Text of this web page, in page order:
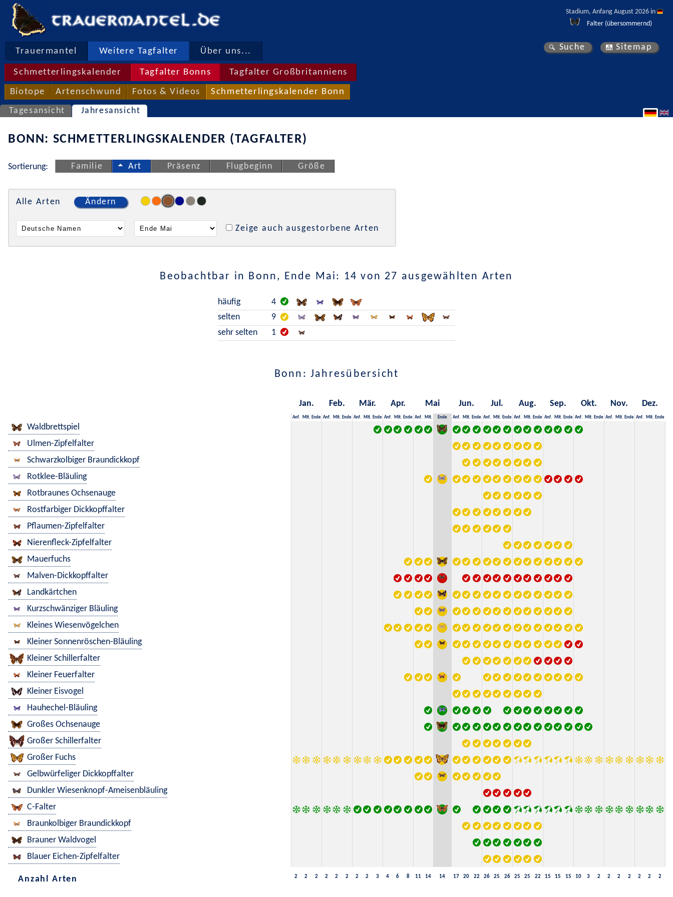
Stadium, Anfang August 2026 in
Falter (übersommernd)
Trauermantel Weitere Tagfalter Über uns...
Schmetterlingskalender Tagfalter Bonns Tagfalter Großbritanniens
Biotope Artenschwund Fotos & Videos Schmetterlingskalender Bonn
Suche Sitemap
Tagesansicht Jahresansicht
BONN: SCHMETTERLINGSKALENDER (TAGFALTER)
Sortierung: Familie Art Präsenz Flugbeginn Größe
Alle Arten Ändern
Zeige auch ausgestorbene Arten
Beobachtbar in Bonn, Ende Mai: 14 von 27 ausgewählten Arten
häufig
4
selten
9
sehr selten
1
Bonn: Jahresübersicht
Jan. Feb. Mär. Apr. Mai Jun. Jul. Aug. Sep. Okt. Nov. Dez.
Anf. Mit. Ende Anf. Mit. Ende Anf. Mit. Ende Anf. Mit. Ende Anf. Mit. Ende Anf. Mit. Ende Anf. Mit. Ende Anf. Mit. Ende Anf. Mit. Ende Anf. Mit. Ende Anf. Mit. Ende Anf. Mit. Ende
Waldbrettspiel
Ulmen-Zipfelfalter
Schwarzkolbiger Braundickkopf
Rotklee-Bläuling
Rotbraunes Ochsenauge
Rostfarbiger Dickkopffalter
Pflaumen-Zipfelfalter
Nierenfleck-Zipfelfalter
Mauerfuchs
Malven-Dickkopffalter
Landkärtchen
Kurzschwänziger Bläuling
Kleines Wiesenvögelchen
Kleiner Sonnenröschen-Bläuling
Kleiner Schillerfalter
Kleiner Feuerfalter
Kleiner Eisvogel
Hauhechel-Bläuling
Großes Ochsenauge
Großer Schillerfalter
Großer Fuchs
Gelbwürfeliger Dickkopffalter
Dunkler Wiesenknopf-Ameisenbläuling
C-Falter
Braunkolbiger Braundickkopf
Brauner Waldvogel
Blauer Eichen-Zipfelfalter
Anzahl Arten 2 2 2 2 2 2 2 2 3 4 6 8 11 14 14 17 20 22 26 25 26 25 25 22 15 15 15 10 3 2 2 2 2 2 2 2